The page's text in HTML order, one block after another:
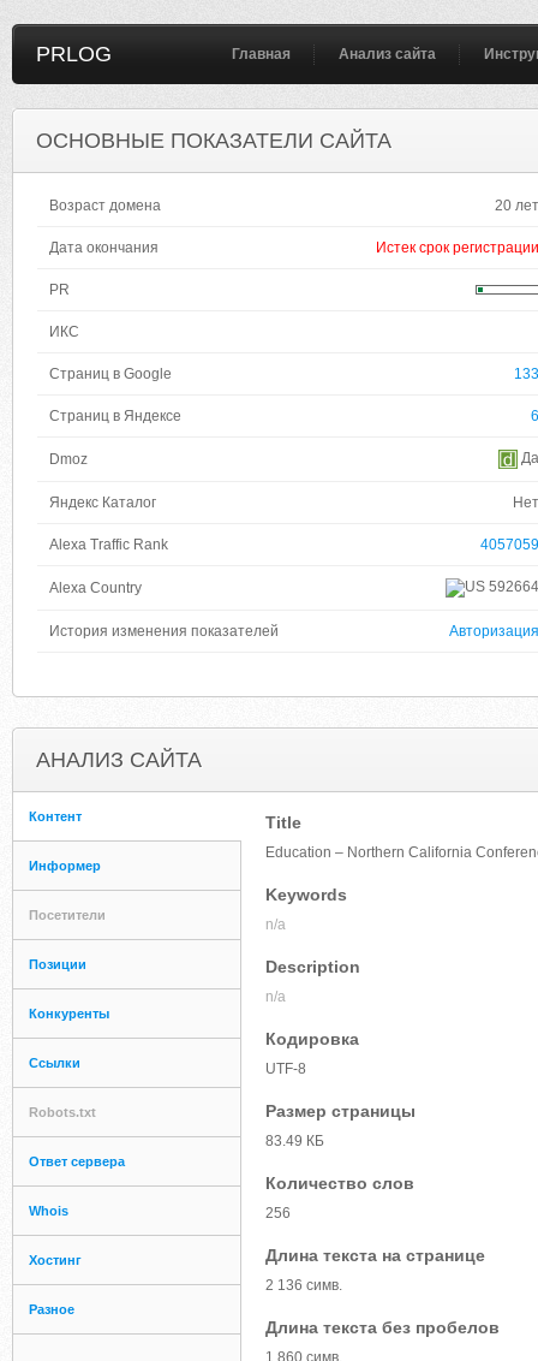
PRLOG Главная Анализ сайта
ОСНОВНЫЕ ПОКАЗАТЕЛИ САЙТА
Возраст домена 20 лет
Дата окончания Истек срок регистрации
PR
ИКС
Страниц в Google 133
Страниц в Яндексе 6
Dmoz Да
Яндекс Каталог Нет
Alexa Traffic Rank 4057059
Alexa Country 592664
История изменения показателей Авторизация
АНАЛИЗ САЙТА
Контент
Информер
Посетители
Позиции
Конкуренты
Ссылки
Robots.txt
Ответ сервера
Whois
Хостинг
Разное
Title
Education – Northern California
Keywords
n/a
Description
n/a
Кодировка
UTF-8
Размер страницы
83.49 КБ
Количество слов
256
Длина текста на странице
2 136 симв.
Длина текста без пробелов
1 860 симв.